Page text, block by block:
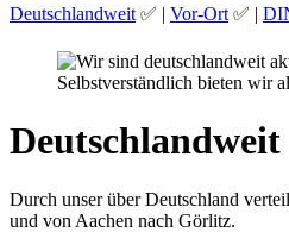
Deutschlandweit ✅ | Vor-Ort ✅ |
Selbstverständlich bieten wir
Deutschlandweit
Durch unser über Deutschland
und von Aachen nach Görlitz.